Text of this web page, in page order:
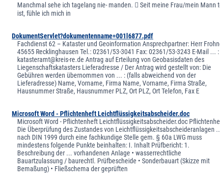
Manchmal sehe ich tagelang nie- manden.  Seit meine Frau/mein Mann
ist, fühle ich mich in
DokumentServlet?dokumentenname=001l6877.pdf
Fachdienst 62 – Kataster und Geoinformation Ansprechpartner: Herr
45655 Recklinghausen Tel.: 02361/53-3041 Fax: 02361/53-3243 E-Mail ... :
katasteramt@kreis-re.de Antrag auf Erteilung von Geobasisdaten des
Liegenschaftskatasters Lieferadresse / Der Antrag wird gestellt von: Die
Gebühren werden übernommen von ... : (falls abweichend von der
Lieferadresse) Name, Vorname, Firma Name, Vorname, Firma Straße,
Hausnummer Straße, Hausnummer PLZ, Ort PLZ, Ort Telefon, Fax E
Microsoft Word - Pflichtenheft Leichtflüssigkeitsabscheider.doc
Microsoft Word - Pflichtenheft Leichtflüssigkeitsabscheider.doc
Die Überprüfung des Zustandes von Leichtflüssigkeitsabscheideranlagen
nach DIN 1999 durch eine fachkundige Stelle gem. § 60a LWG muss
mindestens folgende Punkte beinhalten: I. Inhalt Prüfbericht: 1.
Beschreibung der ... vorhandenen Anlage • wasserrechtliche
Bauartzulassung / baurechtl. Prüfbescheide • Sonderbauart (Skizze mit
Bemaßung) • Fließschema der geprüften